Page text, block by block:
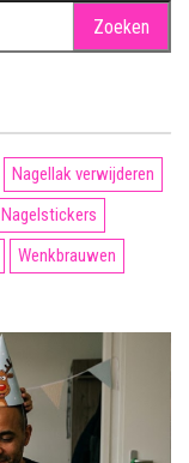
Nagellak verwijderen
Nagelstickers
Wenkbrauwen